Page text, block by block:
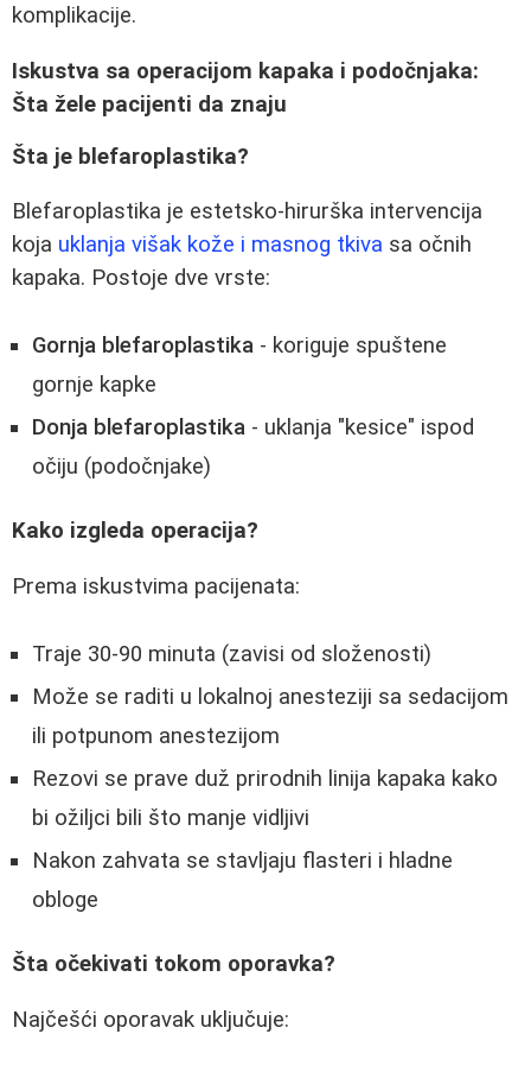
komplikacije.
Iskustva sa operacijom kapaka i podočnjaka:
Šta žele pacijenti da znaju
Šta je blefaroplastika?
Blefaroplastika je estetsko-hirurška intervencija
koja uklanja višak kože i masnog tkiva sa očnih
kapaka. Postoje dve vrste:
Gornja blefaroplastika - koriguje spuštene
gornje kapke
Donja blefaroplastika - uklanja "kesice" ispod
očiju (podočnjake)
Kako izgleda operacija?
Prema iskustvima pacijenata:
Traje 30-90 minuta (zavisi od složenosti)
Može se raditi u lokalnoj anesteziji sa sedacijom
ili potpunom anestezijom
Rezovi se prave duž prirodnih linija kapaka kako
bi ožiljci bili što manje vidljivi
Nakon zahvata se stavljaju flasteri i hladne
obloge
Šta očekivati tokom oporavka?
Najčešći oporavak uključuje: